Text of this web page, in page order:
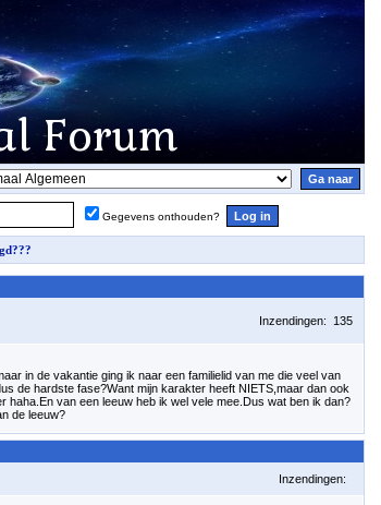
Gegevens onthouden?
Inzendingen: 135
in de vakantie ging ik naar een familielid van me die veel van
de hardste fase?Want mijn karakter heeft NIETS,maar dan ook
van een leeuw heb ik wel vele mee.Dus wat ben ik dan?
de leeuw?
Inzendingen: